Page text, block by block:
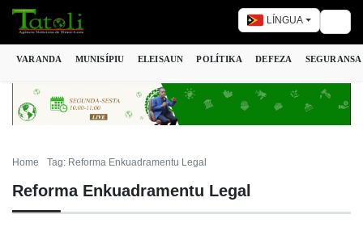
LÍNGUA
VARANDA MUNISÍPIU ELEISAUN POLÍTIKA DEFEZA SEGURANSA
Home Tag: Reforma Enkuadramentu Legal
Reforma Enkuadramentu Legal